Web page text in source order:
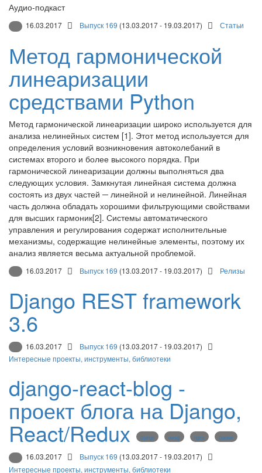
Аудио-подкаст
16.03.2017 Выпуск 169 (13.03.2017 - 19.03.2017) Статьи
Метод гармонической
линеаризации
средствами Python
Метод гармонической линеаризации широко используется для
анализа нелинейных систем [1]. Этот метод используется для
определения условий возникновения автоколебаний в
системах второго и более высокого порядка. При
гармонической линеаризации должны выполняться два
следующих условия. Замкнутая линейная система должна
состоять из двух частей ─ линейной и нелинейной. Линейная
часть должна обладать хорошими фильтрующими свойствами
для высших гармоник[2]. Системы автоматического
управления и регулирования содержат исполнительные
механизмы, содержащие нелинейные элементы, поэтому их
анализ является весьма актуальной проблемой.
16.03.2017 Выпуск 169 (13.03.2017 - 19.03.2017) Релизы
Django REST framework
3.6
16.03.2017 Выпуск 169 (13.03.2017 - 19.03.2017)
Интересные проекты, инструменты, библиотеки
django-react-blog -
проект блога на Django,
React/Redux Django uwsgi nginx Docker
16.03.2017 Выпуск 169 (13.03.2017 - 19.03.2017)
Интересные проекты, инструменты, библиотеки